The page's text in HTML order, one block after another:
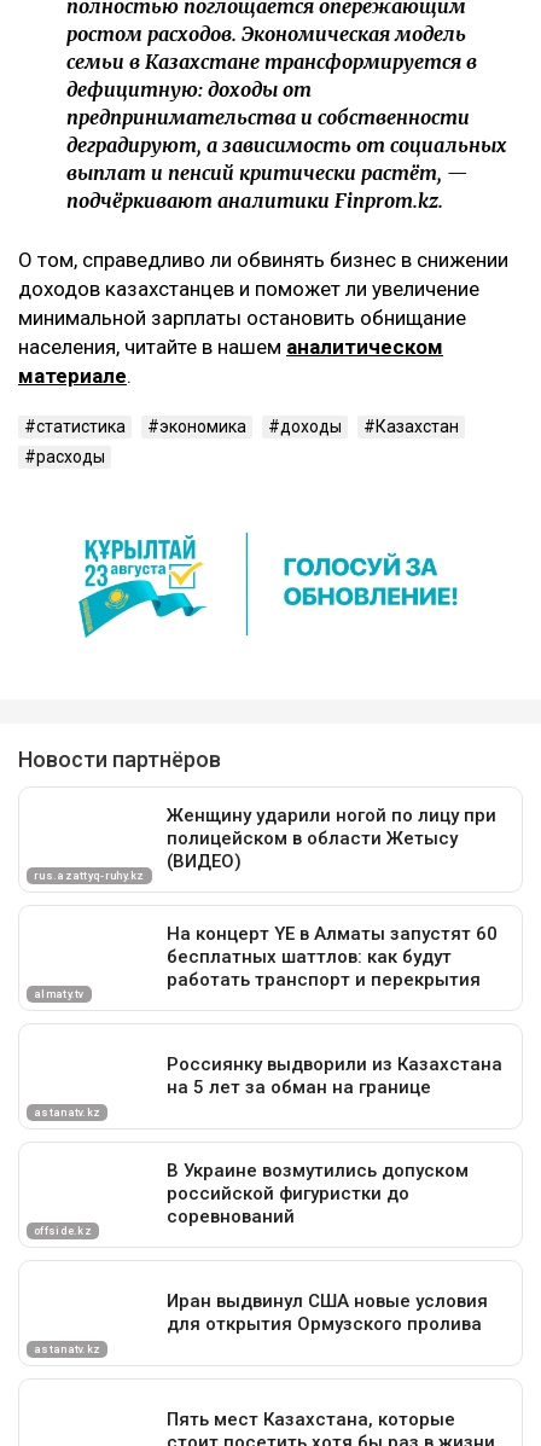
полностью поглощается опережающим
ростом расходов. Экономическая модель
семьи в Казахстане трансформируется в
дефицитную: доходы от
предпринимательства и собственности
деградируют, а зависимость от социальных
выплат и пенсий критически растёт, —
подчёркивают аналитики Finprom.kz.
О том, справедливо ли обвинять бизнес в снижении
доходов казахстанцев и поможет ли увеличение
минимальной зарплаты остановить обнищание
населения, читайте в нашем аналитическом
материале.
статистика экономика доходы
Казахстан
расходы